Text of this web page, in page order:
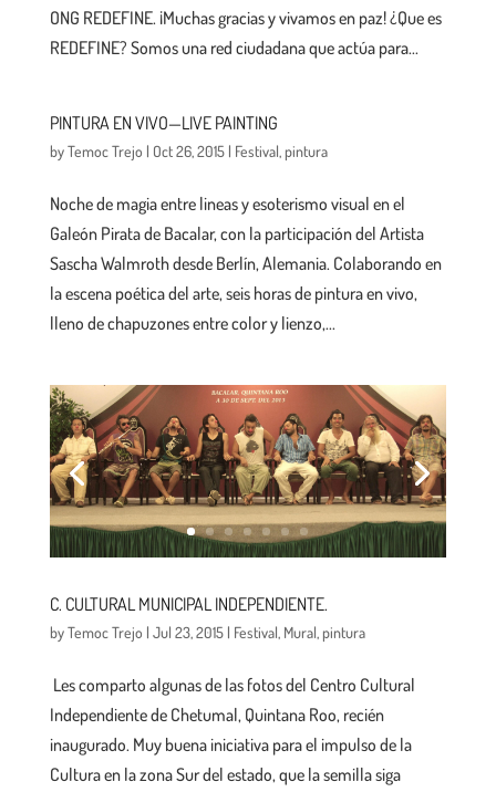
ONG REDEFINE. ¡Muchas gracias y vivamos en paz! ¿Que es
REDEFINE? Somos una red ciudadana que actúa para...
PINTURA EN VIVO—LIVE PAINTING
byTemoc Trejo | Oct 26, 2015| Festival,pintura
Noche de magia entre lineas y esoterismo visual en el
Galeón Pirata de Bacalar, con la participación del Artista
Sascha Walmroth desde Berlín, Alemania. Colaborando en
la escena poética del arte, seis horas de pintura en vivo,
lleno de chapuzones entre color y lienzo,...
C. CULTURAL MUNICIPAL INDEPENDIENTE.
byTemoc Trejo | Jul 23, 2015| Festival, Mural,pintura
Les comparto algunas de las fotos del Centro Cultural
Independiente de Chetumal, Quintana Roo, recién
inaugurado. Muy buena iniciativa para el impulso de la
Cultura en la zona Sur del estado, que la semilla siga